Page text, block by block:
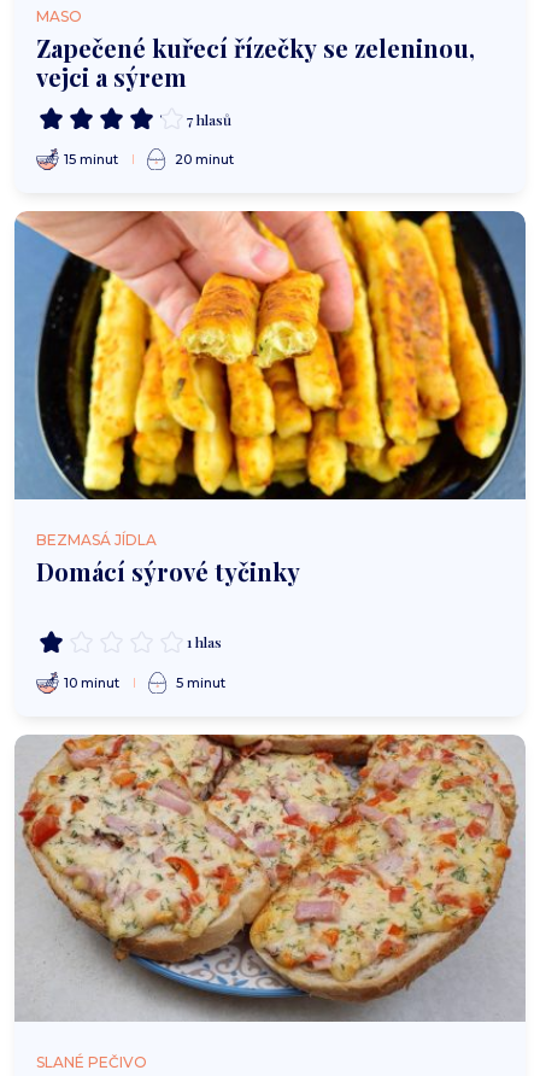
MASO
Zapečené kuřecí řízečky se zeleninou,
vejci a sýrem
7 hlasů
15 minut 20 minut
BEZMASÁ JÍDLA
Domácí sýrové tyčinky
1 hlas
10 minut 5 minut
SLANÉ PEČIVO